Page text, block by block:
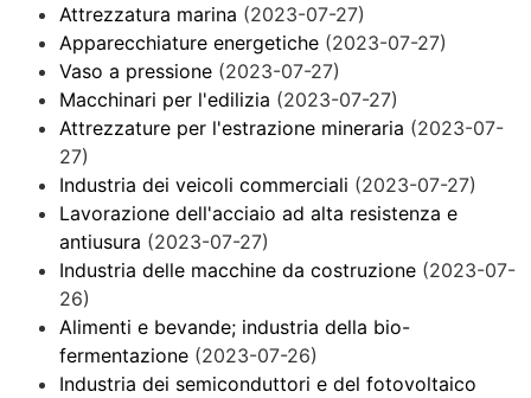
Attrezzatura marina (2023-07-27)
Apparecchiature energetiche (2023-07-27)
Vaso a pressione (2023-07-27)
Macchinari per l'edilizia (2023-07-27)
Attrezzature per l'estrazione mineraria (2023-07-
27)
Industria dei veicoli commerciali (2023-07-27)
Lavorazione dell'acciaio ad alta resistenza e
antiusura (2023-07-27)
Industria delle macchine da costruzione (2023-07-
26)
Alimenti e bevande; industria della bio-
fermentazione (2023-07-26)
Industria dei semiconduttori e del fotovoltaico